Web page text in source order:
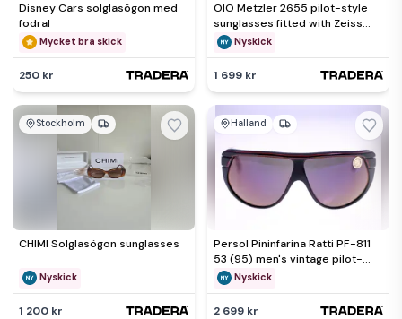
Disney Cars solglasögon med
fodral
Mycket bra skick
250 kr
OIO Metzler 2655 pilot-style
sunglasses fitted with Zeiss
Umbral lenses-NEW
Nyskick
1 699 kr
Stockholm
CHIMI Solglasögon sunglasses
Nyskick
1 200 kr
Halland
Persol Pininfarina Ratti PF-811
53 (95) men's vintage pilot-
style sunglasses-NEW
Nyskick
2 699 kr